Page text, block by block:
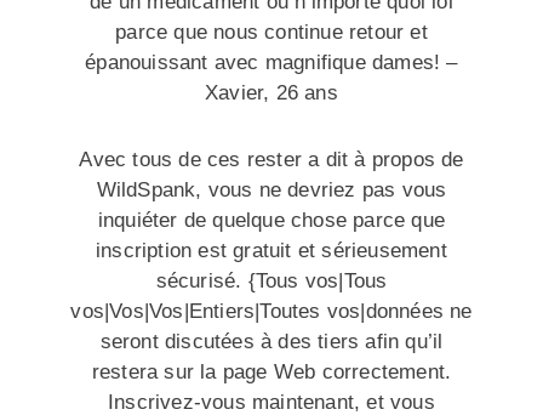
parce que nous continue retour et
épanouissant avec magnifique dames! –
Xavier, 26 ans
Avec tous de ces rester a dit à propos de
WildSpank, vous ne devriez pas vous
inquiéter de quelque chose parce que
inscription est gratuit et sérieusement
sécurisé. {Tous vos|Tous
vos|Vos|Vos|Entiers|Toutes vos|données ne
seront discutées à des tiers afin qu’il
restera sur la page Web correctement.
Inscrivez-vous maintenant, et vous